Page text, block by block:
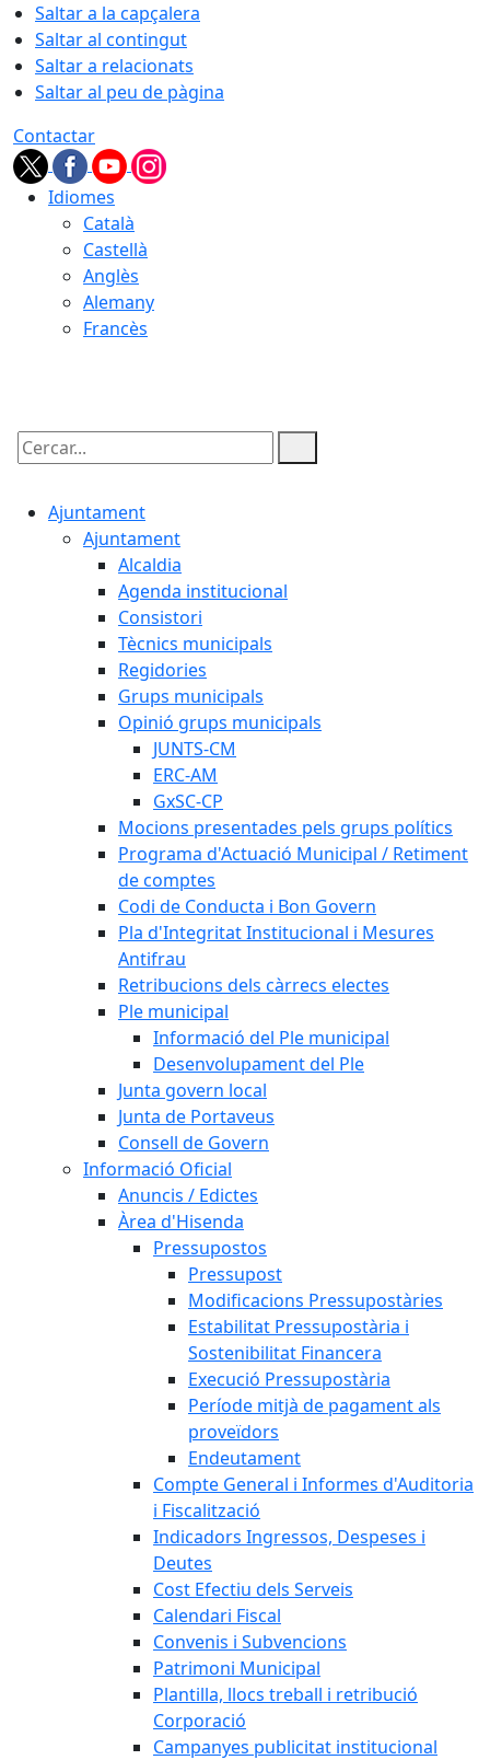
Saltar a la capçalera
Saltar al contingut
Saltar a relacionats
Saltar al peu de pàgina
Contactar
Idiomes
Català
Castellà
Anglès
Alemany
Francès
Cercar:
Ajuntament
Ajuntament
Alcaldia
Agenda institucional
Consistori
Tècnics municipals
Regidories
Grups municipals
Opinió grups municipals
JUNTS-CM
ERC-AM
GxSC-CP
Mocions presentades pels grups polítics
Programa d'Actuació Municipal / Retiment
de comptes
Codi de Conducta i Bon Govern
Pla d'Integritat Institucional i Mesures
Antifrau
Retribucions dels càrrecs electes
Ple municipal
Informació del Ple municipal
Desenvolupament del Ple
Junta govern local
Junta de Portaveus
Consell de Govern
Informació Oficial
Anuncis / Edictes
Àrea d'Hisenda
Pressupostos
Pressupost
Modificacions Pressupostàries
Estabilitat Pressupostària i
Sostenibilitat Financera
Execució Pressupostària
Període mitjà de pagament als
proveïdors
Endeutament
Compte General i Informes d'Auditoria
i Fiscalització
Indicadors Ingressos, Despeses i
Deutes
Cost Efectiu dels Serveis
Calendari Fiscal
Convenis i Subvencions
Patrimoni Municipal
Plantilla, llocs treball i retribució
Corporació
Campanyes publicitat institucional